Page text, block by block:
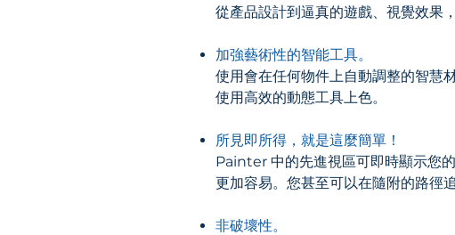
從產品設計到逼真的遊戲、視覺效果
加強藝術性的智能工具。
使用會在任何物件上自動調整的智慧
使用高效的動態工具上色。
所見即所得，就是這麼簡單！
Painter 中的先進視區可即時顯示您
更加容易。您甚至可以在隨附的路徑
非破壞性。